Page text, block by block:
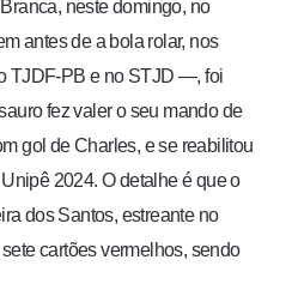
neste domingo, no
antes de a bola rolar, nos
TJDF-PB e no STJD —, foi
fez valer o seu mando de
gol de Charles, e se reabilitou
2024. O detalhe é que o
dos Santos, estreante no
cartões vermelhos, sendo